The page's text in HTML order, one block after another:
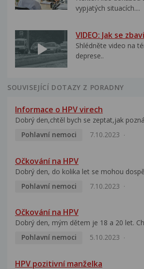
vypjatých situacích....
VIDEO: Jak se
Shlédněte video na
deprese..
SOUVISEJÍCÍ DOTAZY Z PORADNY
Informace o HPV virech
Dobrý den,chtěl bych se zeptat,jak
Pohlavní nemoci
7.10.2023
Očkování na HPV
Dobrý den, do kolika let se mohou
Pohlavní nemoci
7.10.2023
Očkování na HPV
Dobrý den, mým dětem je 18 a 20 let.
Pohlavní nemoci
5.10.2023
HPV pozitivní manželka